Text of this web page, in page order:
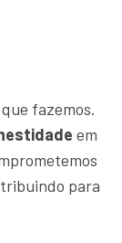
fazemos.
em
para